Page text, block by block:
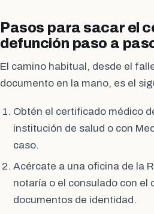
Pasos para sacar el
defunción paso a
El camino habitual, desde el
documento en la mano, es el
Obtén el certificado médico
institución de salud o con
caso.
Acércate a una oficina de la
notaría o el consulado con el
documentos de identidad.